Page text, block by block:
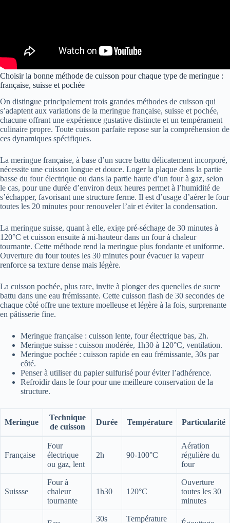
Choisir la bonne méthode de cuisson pour chaque type de meringue :
française, suisse et pochée
On distingue principalement trois grandes méthodes de cuisson qui
s’adaptent aux variations de la meringue française, suisse et pochée,
chacune offrant une expérience gustative distincte et un tempérament
culinaire propre. Toute cuisson parfaite repose sur la compréhension de
ces dynamiques spécifiques.
La meringue française, à base d’un sucre battu délicatement incorporé,
nécessite une cuisson longue et douce. Loger la plaque dans la partie
basse du four électrique ou dans la partie haute d’un four à gaz, selon
le cas, pour une durée d’environ deux heures permet à l’humidité de
s’échapper, favorisant une structure ferme. Il est d’usage d’aérer le four
toutes les 20 minutes pour renouveler l’air et éviter la condensation.
La meringue suisse, quant à elle, exige pré-séchage de 30 minutes à
120°C et cuisson ensuite à mi-hauteur dans un four à chaleur
tournante. Cette méthode rend la meringue plus fondante et uniforme.
Ouverture du four toutes les 30 minutes pour évacuer la vapeur
renforce sa texture dense mais légère.
La cuisson pochée, plus rare, invite à plonger des quenelles de sucre
battu dans une eau frémissante. Cette cuisson flash de 30 secondes de
chaque côté offre une texture moelleuse et légère à la fois, surprenante
en pâtisserie fine.
Meringue française : cuisson lente, four électrique bas, 2h.
Meringue suisse : cuisson modérée, 1h30 à 120°C, ventilation.
Meringue pochée : cuisson rapide en eau frémissante, 30s par
côté.
Penser à utiliser du papier sulfurisé pour éviter l’adhérence.
Refroidir dans le four pour une meilleure conservation de la
structure.
Meringue
Technique
de cuisson
Durée Température Particularité
Française
Four
électrique
ou gaz, lent
2h 90-100°C
Aération
régulière du
four
Suissse
Four à
chaleur
tournante
1h30 120°C
Ouverture
toutes les 30
minutes
30s Température